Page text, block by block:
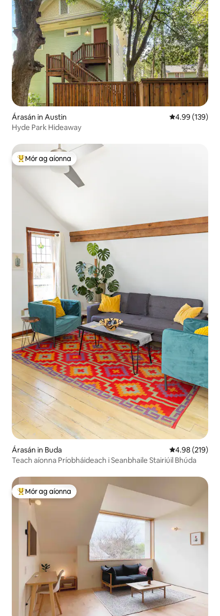
Árasán in Austin Meánrátáil
4.99 (139)
Hyde Park Hideaway
An-mhór ag aíonna
Mór ag aíonna
Árasán in Buda Meánrátáil
4.98 (219)
Teach aíonna Príobháideach i Seanbhaile Stairiúil Bhúda
An-mhór ag aíonna
Mór ag aíonna